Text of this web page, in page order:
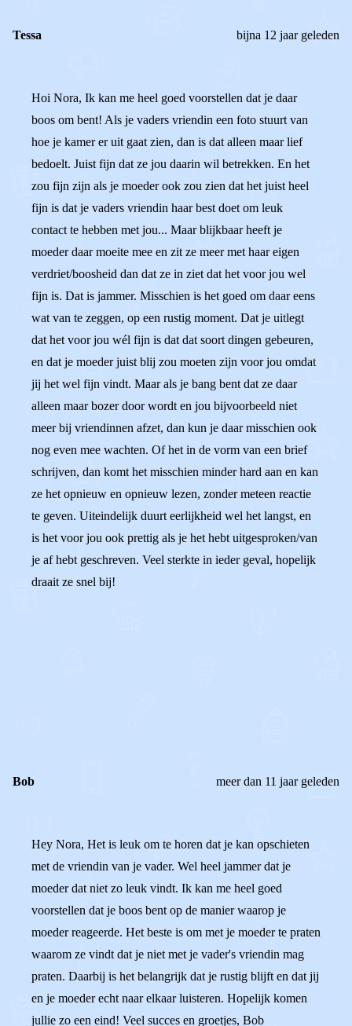
Tessa bijna 12 jaar geleden
Hoi Nora, Ik kan me heel goed voorstellen dat je daar
boos om bent! Als je vaders vriendin een foto stuurt van
hoe je kamer er uit gaat zien, dan is dat alleen maar lief
bedoelt. Juist fijn dat ze jou daarin wil betrekken. En het
zou fijn zijn als je moeder ook zou zien dat het juist heel
fijn is dat je vaders vriendin haar best doet om leuk
contact te hebben met jou... Maar blijkbaar heeft je
moeder daar moeite mee en zit ze meer met haar eigen
verdriet/boosheid dan dat ze in ziet dat het voor jou wel
fijn is. Dat is jammer. Misschien is het goed om daar eens
wat van te zeggen, op een rustig moment. Dat je uitlegt
dat het voor jou wél fijn is dat dat soort dingen gebeuren,
en dat je moeder juist blij zou moeten zijn voor jou omdat
jij het wel fijn vindt. Maar als je bang bent dat ze daar
alleen maar bozer door wordt en jou bijvoorbeeld niet
meer bij vriendinnen afzet, dan kun je daar misschien ook
nog even mee wachten. Of het in de vorm van een brief
schrijven, dan komt het misschien minder hard aan en kan
ze het opnieuw en opnieuw lezen, zonder meteen reactie
te geven. Uiteindelijk duurt eerlijkheid wel het langst, en
is het voor jou ook prettig als je het hebt uitgesproken/van
je af hebt geschreven. Veel sterkte in ieder geval, hopelijk
draait ze snel bij!
Bob meer dan 11 jaar geleden
Hey Nora, Het is leuk om te horen dat je kan opschieten
met de vriendin van je vader. Wel heel jammer dat je
moeder dat niet zo leuk vindt. Ik kan me heel goed
voorstellen dat je boos bent op de manier waarop je
moeder reageerde. Het beste is om met je moeder te praten
waarom ze vindt dat je niet met je vader's vriendin mag
praten. Daarbij is het belangrijk dat je rustig blijft en dat jij
en je moeder echt naar elkaar luisteren. Hopelijk komen
jullie zo een eind! Veel succes en groetjes, Bob